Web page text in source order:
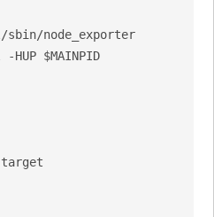
node_exporter
$MAINPID